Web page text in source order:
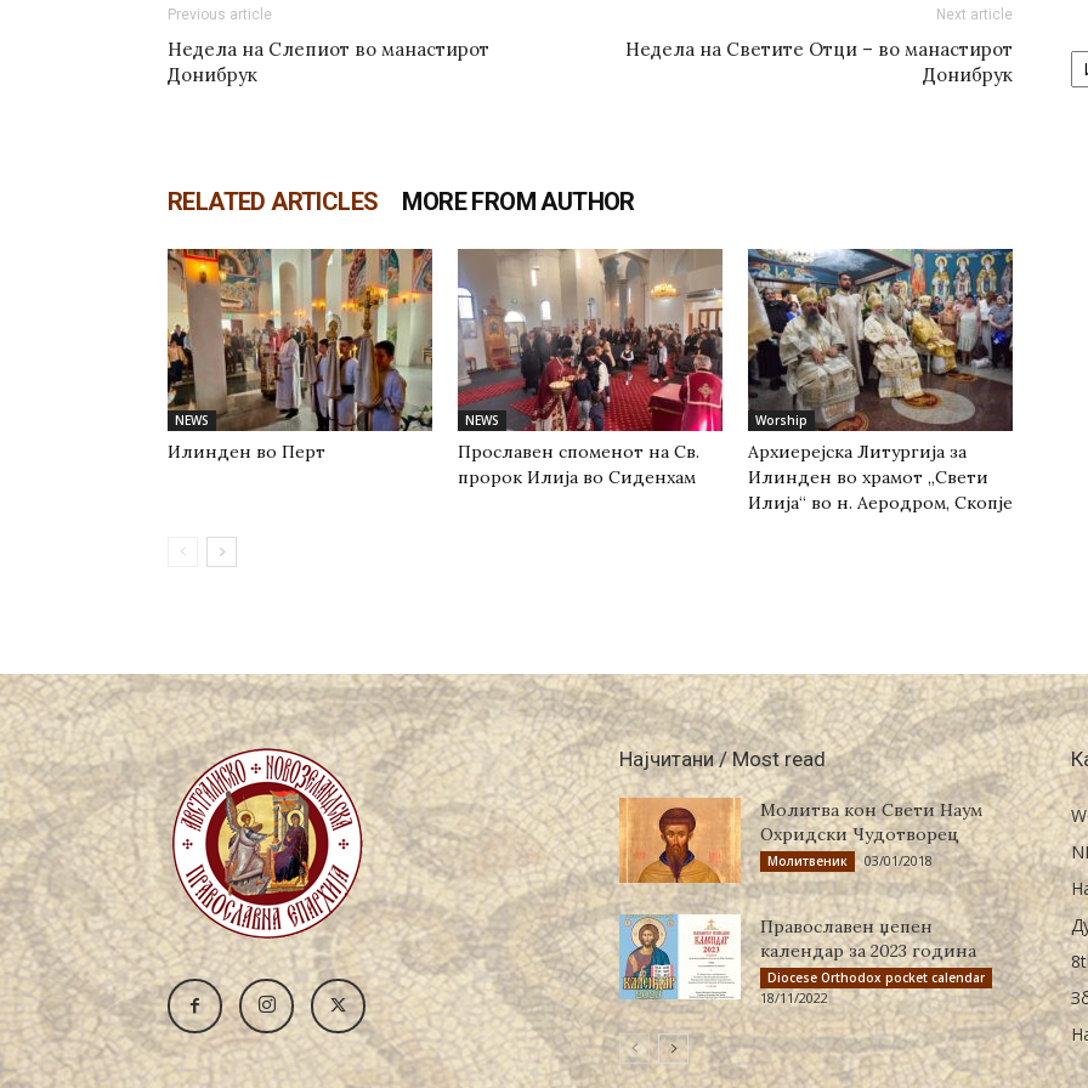
Previous article
Недела на Слепиот во манастирот
Донибрук
Next article
Недела на Светите Отци – во манастирот
Донибрук
RELATED ARTICLES MORE FROM AUTHOR
NEWS
Илинден во Перт
NEWS
Прославен споменот на Св.
пророк Илија во Сиденхам
Worship
Архиерејска Литургија за
Илинден во храмот „Свети
Илија“ во н. Аеродром, Скопје
Најчитани / Most read
Молитва кон Свети Наум
Охридски Чудотворец
Молитвеник 03/01/2018
Православен џепен
календар за 2023 година
Diocese Orthodox pocket calendar
18/11/2022